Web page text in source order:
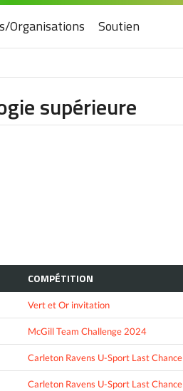
Organisations Soutien
supérieure
COMPÉTITION
Vert et Or invitation
McGill Team Challenge 2024
Carleton Ravens U-Sport Last Chance
Carleton Ravens U-Sport Last Chance